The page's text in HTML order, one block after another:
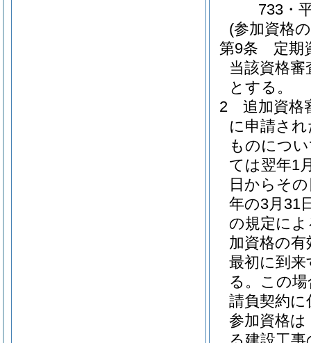
733・
(参加資格
第9条
定期
当該資格
とする。
2
追加資格
に申請さ
ものにつ
ては翌年1
日からそ
年の3月31
の規定に
加資格の
最初に到
る。 この
請負契約
参加資格